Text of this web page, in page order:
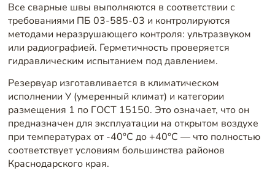
Все сварные швы выполняются в соответствии с
требованиями ПБ 03-585-03 и контролируются
методами неразрушающего контроля: ультразвуком
или радиографией. Герметичность проверяется
гидравлическим испытанием под давлением.
Резервуар изготавливается в климатическом
исполнении У (умеренный климат) и категории
размещения 1 по ГОСТ 15150. Это означает, что он
предназначен для эксплуатации на открытом воздухе
при температурах от -40°C до +40°C — что полностью
соответствует условиям большинства районов
Краснодарского края.